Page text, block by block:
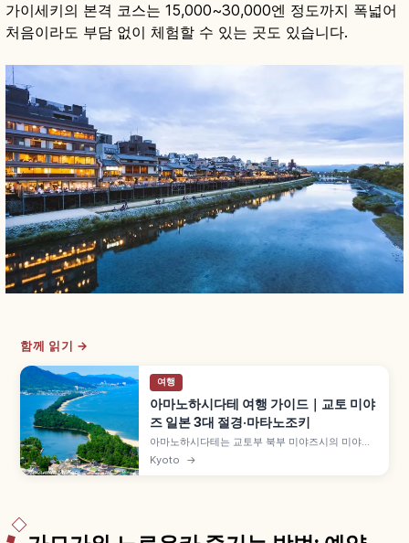
가이세키의 본격 코스는 15,000~30,000엔 정도까지 폭넓어
처음이라도 부담 없이 체험할 수 있는 곳도 있습니다.
함께 읽기 →
여행
아마노하시다테 여행 가이드｜교토 미야
즈 일본 3대 절경·마타노조키
아마노하시다테는 교토부 북부 미야즈시의 미야기
마쓰시마·히로시마 미야지마와 함께 '일본 3대 절
경'으로 꼽히는 모래톱입니다. 길이 약 3.6km 모래
Kyoto →